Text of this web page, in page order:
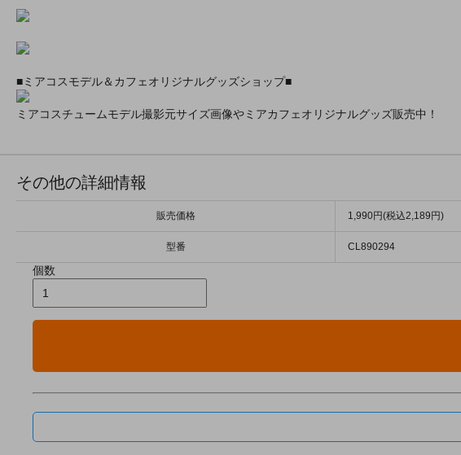
■ミアコスモデル＆カフェオリジナルグッズショップ■
ミアコスチュームモデル撮影元サイズ画像やミアカフェオリジナルグッズ販売中！
その他の詳細情報
販売価格 1,990円(税込2,189円)
型番 CL890294
個数